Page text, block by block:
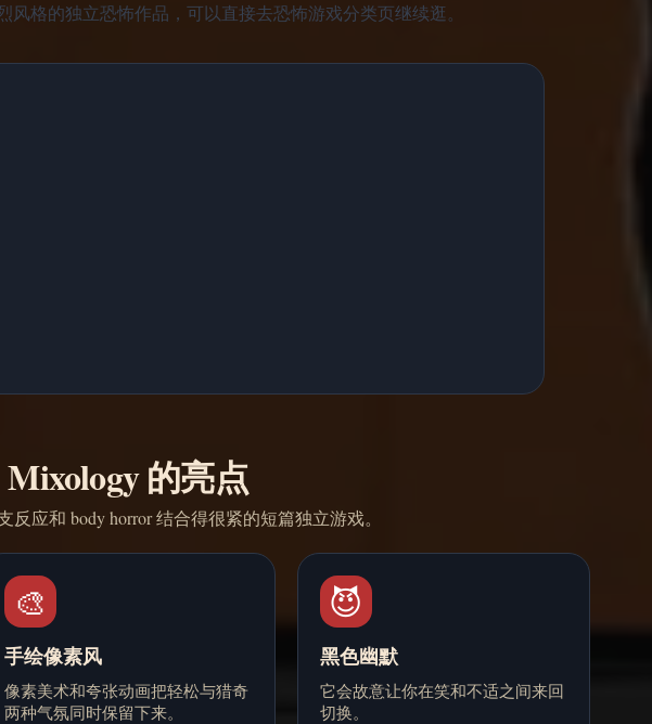
格的独立恐怖作品，可以直接去恐怖游戏分类页继续逛。
Mixology 的亮点
反应和 body horror 结合得很紧的短篇独立游戏。
🎨
手绘像素风
像素美术和夸张动画把轻松与猎奇
两种气氛同时保留下来。
😈
黑色幽默
它会故意让你在笑和不适之间来回
切换。